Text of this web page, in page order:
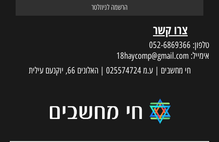
צרו קשר
טלפון: 052-6869366
אימייל: 18haycomp@gmail.com
חי מחשבים | ע.מ 025574724 | האלונים 66, יוקנעם עילית